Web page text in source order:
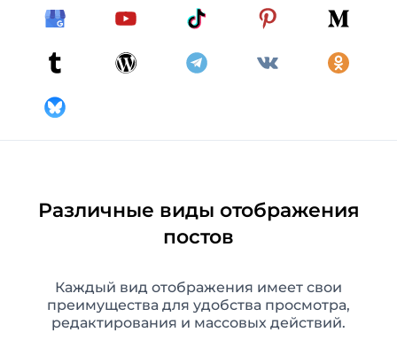
Планируйте и автоматически публикуйте
одиночные фото- и видеопосты в Instagram
Расширенная аналитика социальных сетей
для получения полезной информации,
оптимизации SMM-стратегии и создания
Различные виды отображения
постов
Каждый вид отображения имеет свои
преимущества для удобства просмотра,
редактирования и массовых действий.